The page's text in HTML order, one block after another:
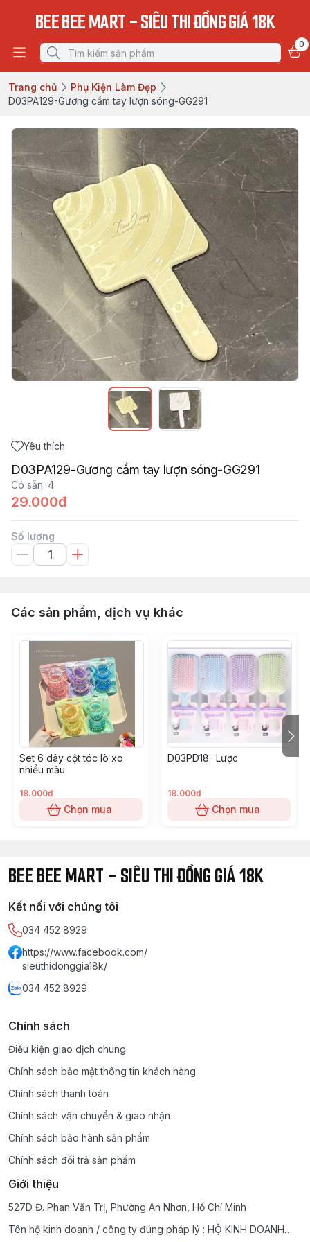
BEE BEE MART - SIÊU THI ĐỒNG GIÁ 18K
0
Trang chủ
Phụ Kiện Làm Đẹp
D03PA129-Gương cầm tay lượn sóng-GG291
Yêu thích
D03PA129-Gương cầm tay lượn sóng-GG291
Có sẵn: 4
29.000đ
Số lượng
Các sản phẩm, dịch vụ khác
Set 6 dây cột tóc lò xo
nhiều màu
18.000đ
Chọn mua
D03PD18- Lược
18.000đ
Chọn mua
BEE BEE MART - SIÊU THI ĐỒNG GIÁ 18K
Kết nối với chúng tôi
034 452 8929
https://www.facebook.com/
sieuthidonggia18k/
034 452 8929
Chính sách
Điều kiện giao dịch chung
Chính sách bảo mật thông tin khách hàng
Chính sách thanh toán
Chính sách vận chuyển & giao nhận
Chính sách bảo hành sản phẩm
Chính sách đổi trả sản phẩm
Giới thiệu
527D Đ. Phan Văn Trị, Phường An Nhơn, Hồ Chí Minh
Tên hộ kinh doanh / công ty đúng pháp lý : HỘ KINH DOANH